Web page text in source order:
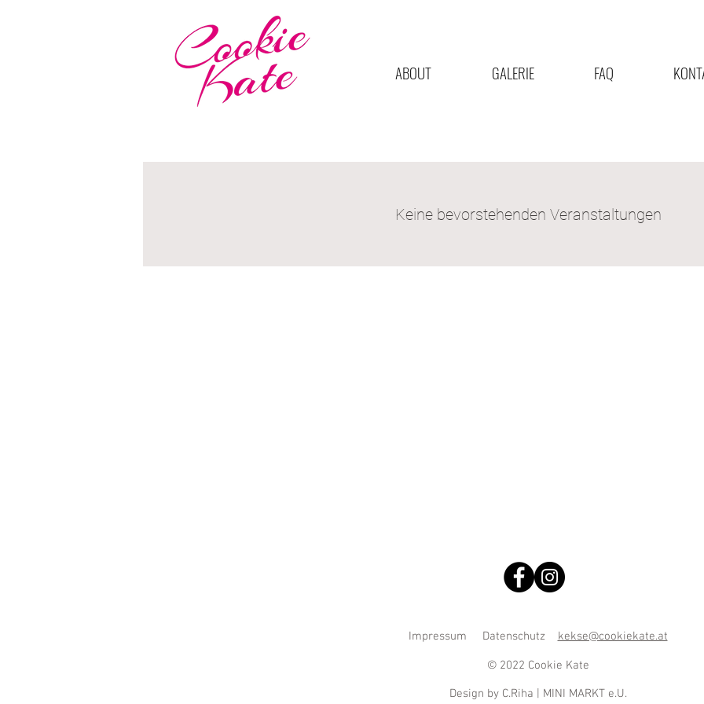
ABOUT GALERIE FAQ
Keine bevorstehenden Veranstaltungen
Impressum Datenschutz kekse@cookiekate.at
© 2022 Cookie Kate
Design by C.Riha | MINI MARKT e.U.